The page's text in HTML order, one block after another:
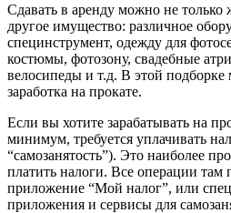
Сдавать в аренду можно не только
другое имущество: различное
специнструмент, одежду для
костюмы, фотозону, свадебные
велосипеды и т.д. В этой
заработка на прокате.
Если вы хотите зарабатывать на
минимум, требуется уплачивать
“самозанятость”). Это наиболее
платить налоги. Все операции там
приложение “Мой налог”, или
приложения и сервисы для